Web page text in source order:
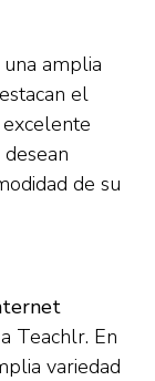
amplia
el
de su
Teachlr. En
variedad